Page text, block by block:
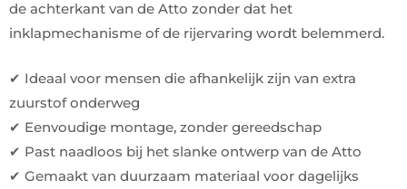
de achterkant van de Atto zonder dat het
inklapmechanisme of de rijervaring wordt belemmerd.
✔ Ideaal voor mensen die afhankelijk zijn van extra
zuurstof onderweg
✔ Eenvoudige montage, zonder gereedschap
✔ Past naadloos bij het slanke ontwerp van de Atto
✔ Gemaakt van duurzaam materiaal voor dagelijks